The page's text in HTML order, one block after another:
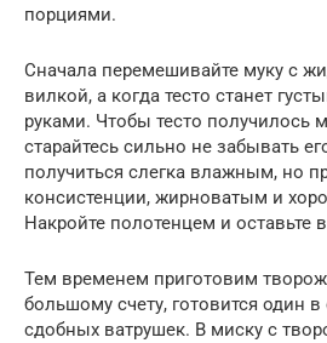
порциями.
Сначала перемешивайте муку с
вилкой, а когда тесто станет
руками. Чтобы тесто получилось
старайтесь сильно не забывать
получиться слегка влажным, но
консистенции, жирноватым и
Накройте полотенцем и оставьте
Тем временем приготовим
большому счету, готовится один
сдобных ватрушек. В миску с